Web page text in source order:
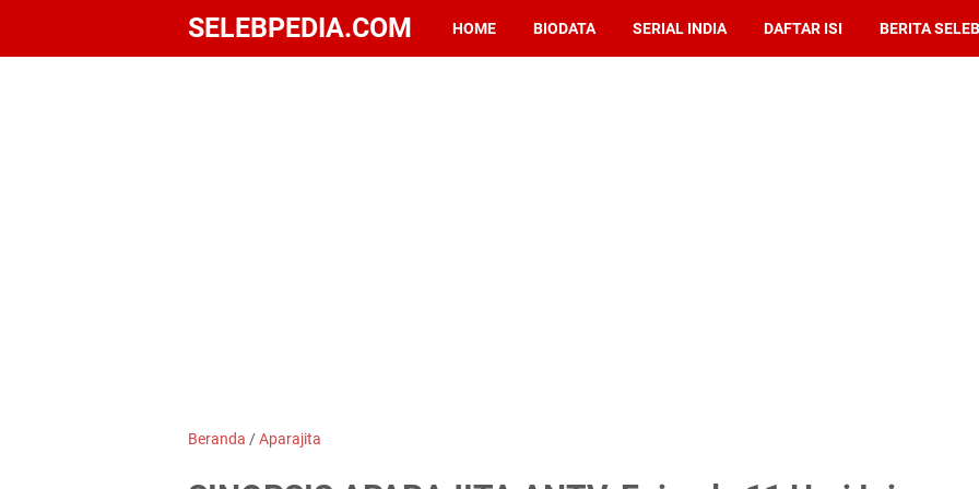
SELEBPEDIA.COM HOME BIODATA SERIAL INDIA DAFTAR ISI BERITA
Beranda /Aparajita